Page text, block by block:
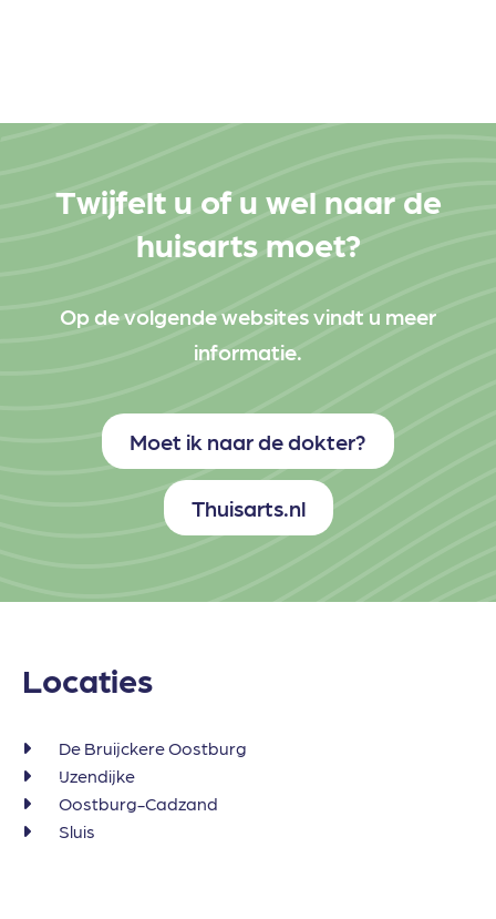
Twijfelt u of u wel naar de
huisarts moet?
Op de volgende websites vindt u meer
informatie.
Moet ik naar de dokter?
Thuisarts.nl
Locaties
De Bruijckere Oostburg
IJzendijke
Oostburg-Cadzand
Sluis